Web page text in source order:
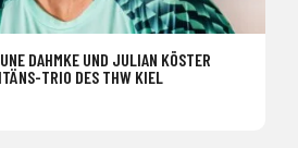
DAHMKE UND JULIAN KÖSTER
TRIO DES THW KIEL